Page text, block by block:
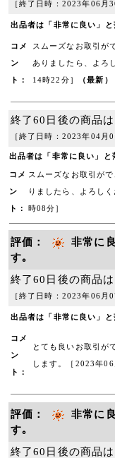
［終了日時：2023年06月
出品者は「非常に良い」と
コメ
ン
ト：
スムーズなお取引が
ありましたら、よろ
14時22分］ （最新）
終了60日後の商品
［終了日時：2023年04月
出品者は「非常に良い」と
コメ
ン
ト：
スムーズなお取引が
りましたら、よろし
時08分］
評価：
非常に
す｡
終了60日後の商品
［終了日時：2023年06月
出品者は「非常に良い」と
コメ
ン
ト：
とても良いお取引が
します。［2023年
評価：
非常に
す｡
終了60日後の商品